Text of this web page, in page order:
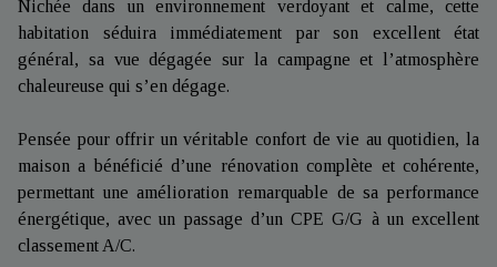
Nichée dans un environnement verdoyant et calme, cette
habitation séduira immédiatement par son excellent état
général, sa vue dégagée sur la campagne et l’atmosphère
chaleureuse qui s’en dégage.
Pensée pour offrir un véritable confort de vie au quotidien, la
maison a bénéficié d’une rénovation complète et cohérente,
permettant une amélioration remarquable de sa performance
énergétique, avec un passage d’un CPE G/G à un excellent
classement A/C.